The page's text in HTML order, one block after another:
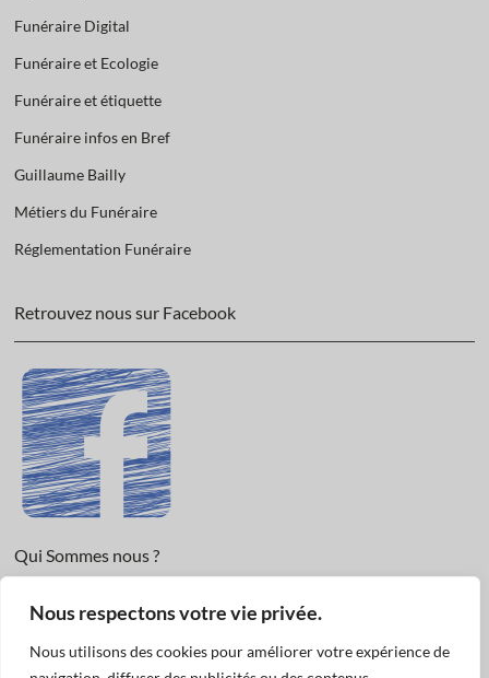
Nous respectons votre vie privée.
Nous utilisons des cookies pour améliorer votre expérience de
Funéraire Digital
Funéraire et Ecologie
Funéraire et étiquette
Funéraire infos en Bref
Guillaume Bailly
Métiers du Funéraire
Réglementation Funéraire
Retrouvez nous sur Facebook
Qui Sommes nous ?
Informations légales et Protection des données.
Nous Contacter